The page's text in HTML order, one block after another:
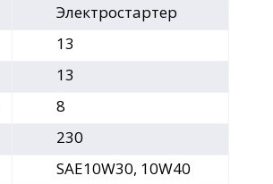
Электростартер
13
13
8
230
SAE10W30, 10W40